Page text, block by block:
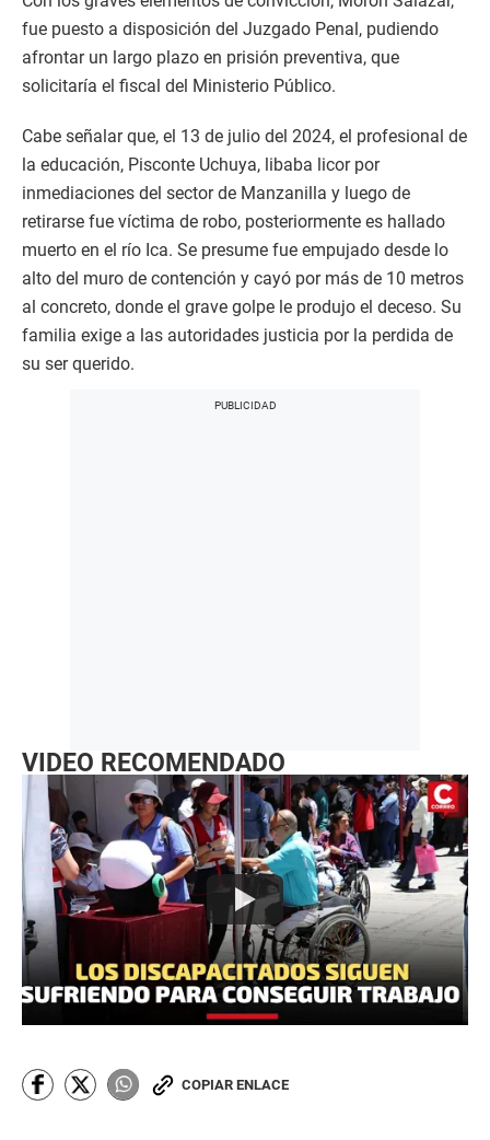
fue puesto a disposición del Juzgado Penal, pudiendo
afrontar un largo plazo en prisión preventiva, que
solicitaría el fiscal del Ministerio Público.
Cabe señalar que, el 13 de julio del 2024, el profesional de
la educación, Pisconte Uchuya, libaba licor por
inmediaciones del sector de Manzanilla y luego de
retirarse fue víctima de robo, posteriormente es hallado
muerto en el río Ica. Se presume fue empujado desde lo
alto del muro de contención y cayó por más de 10 metros
al concreto, donde el grave golpe le produjo el deceso. Su
familia exige a las autoridades justicia por la perdida de
su ser querido.
VIDEO RECOMENDADO
COPIAR ENLACE